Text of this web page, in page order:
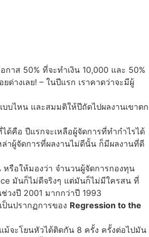
าส 50% ที่จะทำเงิน 10,000 และ 50%
างเลย! – ในปีแรก เราคาดว่าจะมีผู้
บไหน และสมมติให้ปีถัดไปผลงานเขาตก
ด้คือ ปีแรกจะเหลือผู้จัดการที่ทำกำไรได้
ล่าผู้จัดการที่ผลงานไม่ดีนั้น ก็มีผลงานที่ดี
รือให้มองว่า จำนวนผู้จัดการกองทุน
มันก็ไม่ดีจริงๆ แต่มันก็ไม่มีใครสน ที่
วงปี 2001 มากกว่าปี 1993
นปรากฏการของ Regression to the
ม้จะโยนหัวได้ติดกัน 8 ครั้ง ครั้งต่อไปมัน